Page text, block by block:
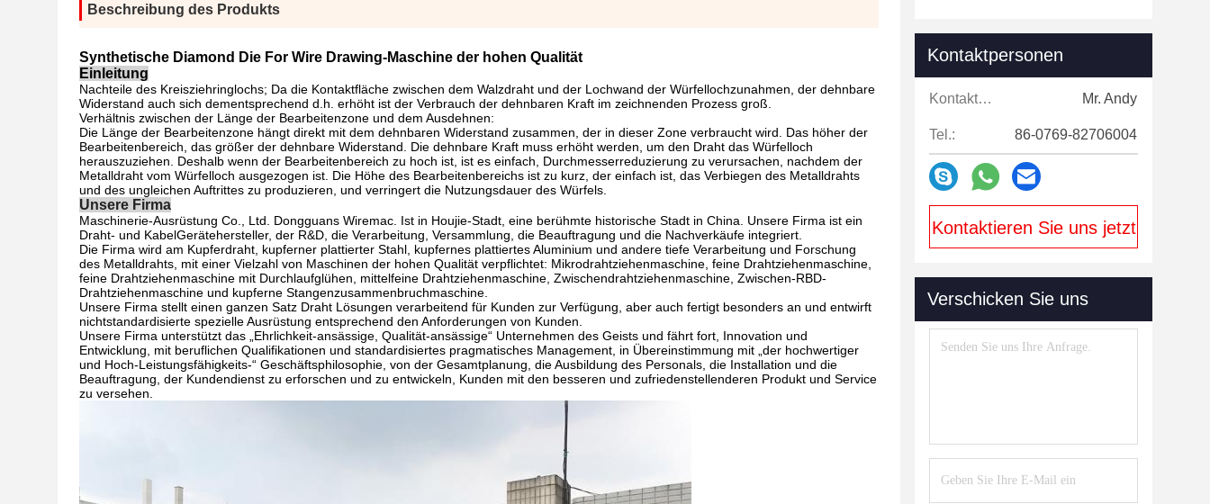
Beschreibung des Produkts
Synthetische Diamond Die For Wire Drawing-Maschine der hohen Qualität
Einleitung
Nachteile des Kreisziehringlochs; Da die Kontaktfläche zwischen dem Walzdraht und der Lochwand der Würfellochzunahmen, der dehnbare
Widerstand auch sich dementsprechend d.h. erhöht ist der Verbrauch der dehnbaren Kraft im zeichnenden Prozess groß.
Verhältnis zwischen der Länge der Bearbeitenzone und dem Ausdehnen:
Die Länge der Bearbeitenzone hängt direkt mit dem dehnbaren Widerstand zusammen, der in dieser Zone verbraucht wird. Das höher der
Bearbeitenbereich, das größer der dehnbare Widerstand. Die dehnbare Kraft muss erhöht werden, um den Draht das Würfelloch
herauszuziehen. Deshalb wenn der Bearbeitenbereich zu hoch ist, ist es einfach, Durchmesserreduzierung zu verursachen, nachdem der
Metalldraht vom Würfelloch ausgezogen ist. Die Höhe des Bearbeitenbereichs ist zu kurz, der einfach ist, das Verbiegen des Metalldrahts
und des ungleichen Auftrittes zu produzieren, und verringert die Nutzungsdauer des Würfels.
Unsere Firma
Maschinerie-Ausrüstung Co., Ltd. Dongguans Wiremac. Ist in Houjie-Stadt, eine berühmte historische Stadt in China. Unsere Firma ist ein
Draht- und KabelGerätehersteller, der R&D, die Verarbeitung, Versammlung, die Beauftragung und die Nachverkäufe integriert.
Die Firma wird am Kupferdraht, kupferner plattierter Stahl, kupfernes plattiertes Aluminium und andere tiefe Verarbeitung und Forschung
des Metalldrahts, mit einer Vielzahl von Maschinen der hohen Qualität verpflichtet: Mikrodrahtziehenmaschine, feine Drahtziehenmaschine,
feine Drahtziehenmaschine mit Durchlaufglühen, mittelfeine Drahtziehenmaschine, Zwischendrahtziehenmaschine, Zwischen-RBD-
Drahtziehenmaschine und kupferne Stangenzusammenbruchmaschine.
Unsere Firma stellt einen ganzen Satz Draht Lösungen verarbeitend für Kunden zur Verfügung, aber auch fertigt besonders an und entwirft
nichtstandardisierte spezielle Ausrüstung entsprechend den Anforderungen von Kunden.
Unsere Firma unterstützt das „Ehrlichkeit-ansässige, Qualität-ansässige“ Unternehmen des Geists und fährt fort, Innovation und
Entwicklung, mit beruflichen Qualifikationen und standardisiertes pragmatisches Management, in Übereinstimmung mit „der hochwertiger
und Hoch-Leistungsfähigkeits-“ Geschäftsphilosophie, von der Gesamtplanung, die Ausbildung des Personals, die Installation und die
Beauftragung, der Kundendienst zu erforschen und zu entwickeln, Kunden mit den besseren und zufriedenstellenderen Produkt und Service
zu versehen.
Kontaktpersonen
Kontaktpersonen: Mr. Andy
Tel.: 86-0769-82706004
Kontaktieren Sie uns jetzt
Verschicken Sie uns